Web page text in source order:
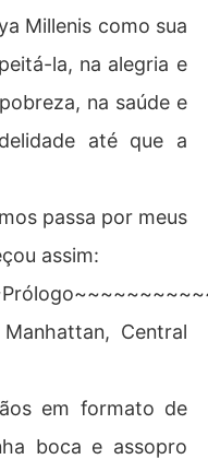
Millenis como sua
la, na alegria e
na saúde e
até que a
passa por meus
assim:
Central
em formato de
boca e assopro